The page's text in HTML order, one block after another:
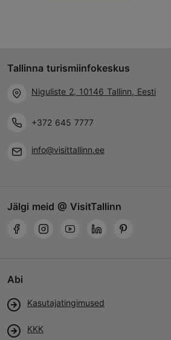
Tallinna turismiinfokeskus
Niguliste 2, 10146 Tallinn, Eesti
+372 645 7777
info@visittallinn.ee
Jälgi meid @ VisitTallinn
Abi
Kasutajatingimused
KKK